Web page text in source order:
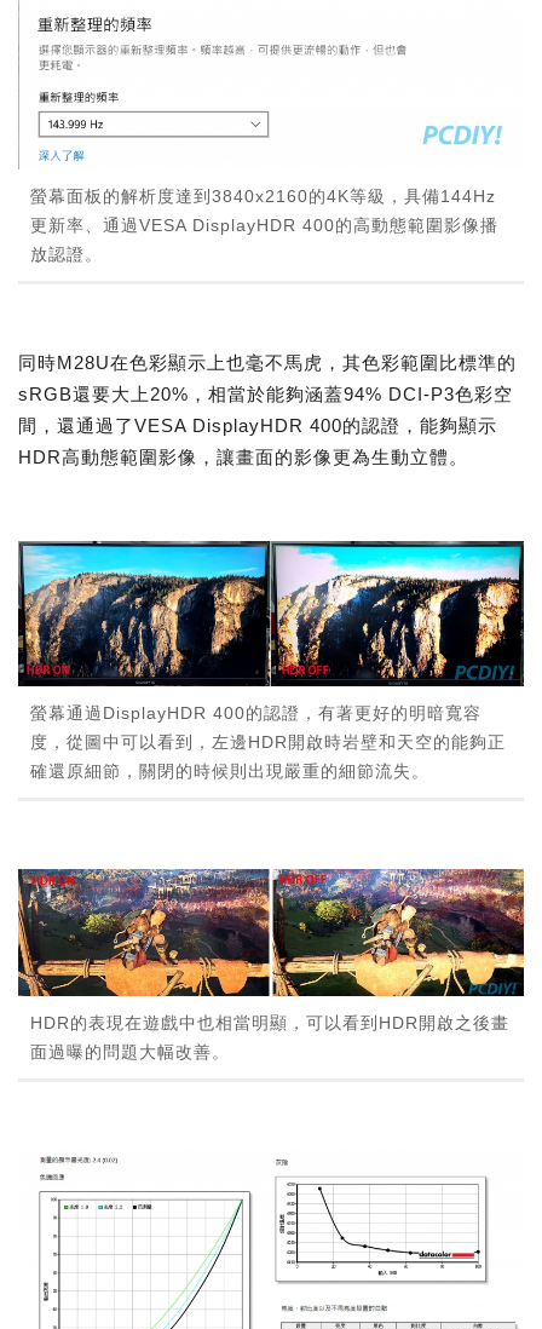
螢幕面板的解析度達到3840x2160的4K等級，具備144Hz
更新率、通過VESA DisplayHDR 400的高動態範圍影像播
放認證。
同時M28U在色彩顯示上也毫不馬虎，其色彩範圍比標準的
sRGB還要大上20%，相當於能夠涵蓋94% DCI-P3色彩空
間，還通過了VESA DisplayHDR 400的認證，能夠顯示
HDR高動態範圍影像，讓畫面的影像更為生動立體。
螢幕通過DisplayHDR 400的認證，有著更好的明暗寬容
度，從圖中可以看到，左邊HDR開啟時岩壁和天空的能夠正
確還原細節，關閉的時候則出現嚴重的細節流失。
HDR的表現在遊戲中也相當明顯，可以看到HDR開啟之後畫
面過曝的問題大幅改善。